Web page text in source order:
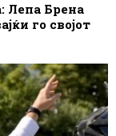
Лепа Брена
го својот